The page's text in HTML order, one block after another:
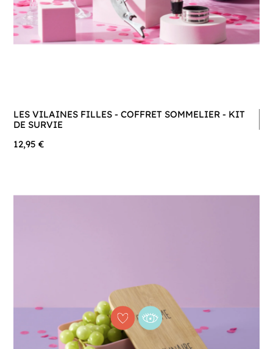
LES VILAINES FILLES - COFFRET SOMMELIER - KIT
DE SURVIE
12,95 €